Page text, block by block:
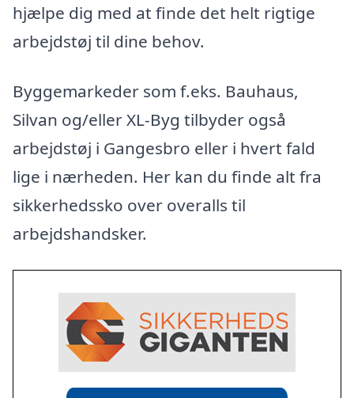
hjælpe dig med at finde det helt rigtige
arbejdstøj til dine behov.
Byggemarkeder som f.eks. Bauhaus,
Silvan og/eller XL-Byg tilbyder også
arbejdstøj i Gangesbro eller i hvert fald
lige i nærheden. Her kan du finde alt fra
sikkerhedssko over overalls til
arbejdshandsker.